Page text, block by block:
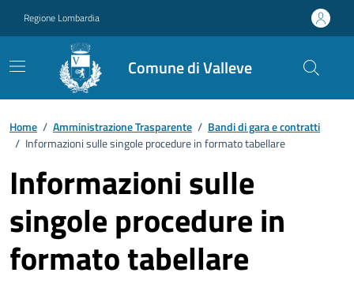
Regione Lombardia
Comune di Valleve
Home / Amministrazione Trasparente / Bandi di gara e contratti
/ Informazioni sulle singole procedure in formato tabellare
Informazioni sulle
singole procedure in
formato tabellare